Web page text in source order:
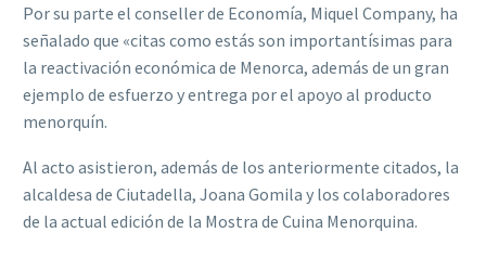
Por su parte el conseller de Economía, Miquel Company, ha
señalado que «citas como estás son importantísimas para
la reactivación económica de Menorca, además de un gran
ejemplo de esfuerzo y entrega por el apoyo al producto
menorquín.
Al acto asistieron, además de los anteriormente citados, la
alcaldesa de Ciutadella, Joana Gomila y los colaboradores
de la actual edición de la Mostra de Cuina Menorquina.